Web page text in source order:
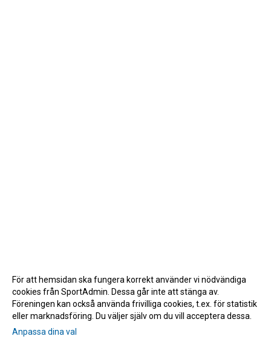
För att hemsidan ska fungera korrekt använder vi nödvändiga
cookies från SportAdmin. Dessa går inte att stänga av.
Föreningen kan också använda frivilliga cookies, t.ex. för statistik
eller marknadsföring. Du väljer själv om du vill acceptera dessa.
Anpassa dina val